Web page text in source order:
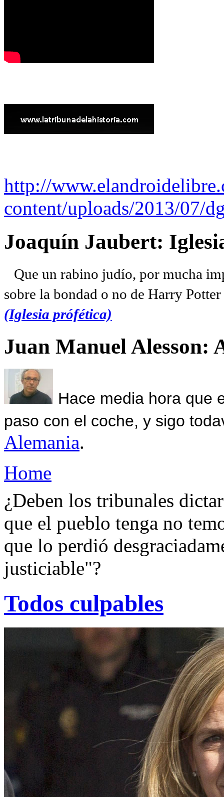
http://
content/uploads/2013/07/
Joaquín Jaubert:
Que un rabino judío, por mucha
sobre la bondad o no de Harry
(Iglesia prófética)
Juan Manuel Alesson:
Hace media hora que
paso con el coche, y sigo
Alemania.
Home
¿Deben los tribunales
que el pueblo tenga no
que lo perdió
justiciable"?
Todos culpables